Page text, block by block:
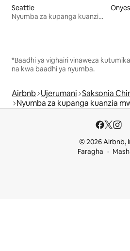
Seattle
Nyumba za kupanga kuanzia mwezi mmoja
*Baadhi ya vighairi vinaweza
na kwa baadhi ya nyumba.
Airbnb Ujerumani Saksonia
Nyumba za kupanga kuanzia
© 2026 Airbnb,
Faragha